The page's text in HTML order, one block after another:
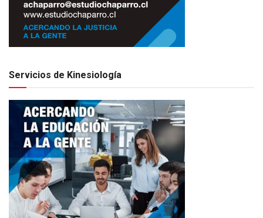
Servicios de Kinesiología